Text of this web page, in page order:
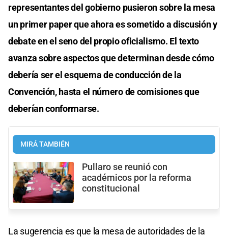
representantes del gobierno pusieron sobre la mesa
un primer paper que ahora es sometido a discusión y
debate en el seno del propio oficialismo. El texto
avanza sobre aspectos que determinan desde cómo
debería ser el esquema de conducción de la
Convención, hasta el número de comisiones que
deberían conformarse.
MIRÁ TAMBIÉN
Pullaro se reunió con
académicos por la reforma
constitucional
La sugerencia es que la mesa de autoridades de la